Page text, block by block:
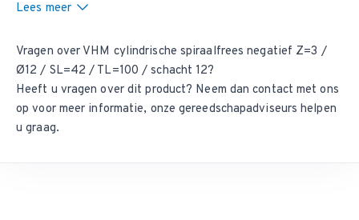
bovenzijde materiaal op o.a. massief hout, plaatmateriaal,
Lees meer
Vragen over VHM cylindrische spiraalfrees negatief Z=3 /
Ø12 / SL=42 / TL=100 / schacht 12?
Heeft u vragen over dit product? Neem dancontact met ons
op voor meer informatie, onze gereedschapadviseurs helpen
u graag.